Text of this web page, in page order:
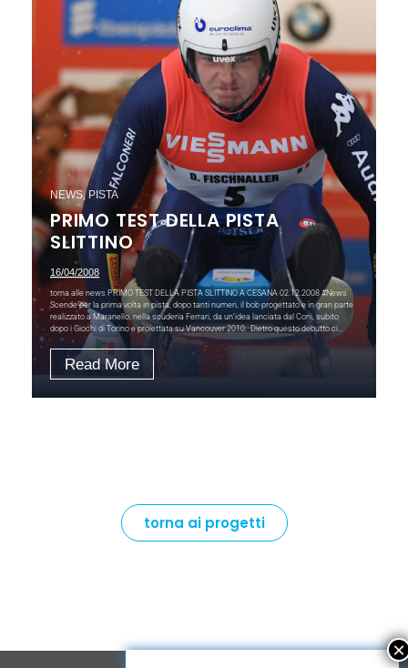
NEWS, PISTA
PRIMO TEST DELLA PISTA
SLITTINO
16/04/2008
torna alle news PRIMO TEST DELLA PISTA SLITTINO A CESANA 02.12.2008 #News
Scende per la prima volta in pista, dopo tanti numeri, il bob progettato e in gran parte
realizzato a Maranello, nella scuderia Ferrari, da un’idea lanciata dal Coni, subito
dopo i Giochi di Torino e proiettata su Vancouver 2010. Dietro questo debutto ci…
Read More
torna ai progetti